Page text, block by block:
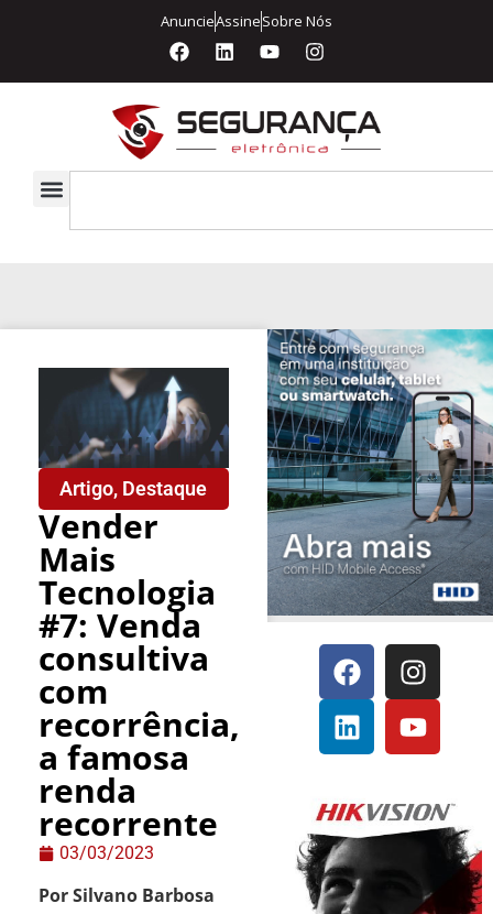
AnuncieAssineSobre Nós
Artigo, Destaque
Vender
Mais
Tecnologia
#7: Venda
consultiva
com
recorrência,
a famosa
renda
recorrente
03/03/2023
Por Silvano Barbosa